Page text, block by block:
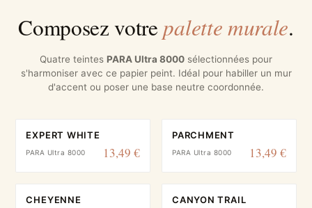
Composez votrepalette murale.
Quatre teintes PARA Ultra 8000 sélectionnées pour
s'harmoniser avec ce papier peint. Idéal pour habiller un mur
d'accent ou poser une base neutre coordonnée.
EXPERT WHITE
PARA Ultra 8000 13,49 €
PARCHMENT
PARA Ultra 8000 13,49 €
CHEYENNE CANYON TRAIL